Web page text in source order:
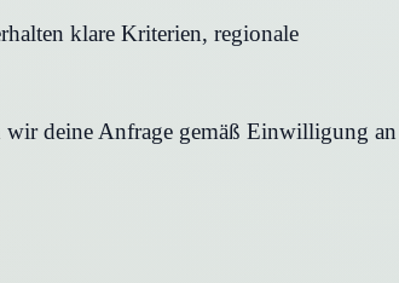
klare Kriterien, regionale
deine Anfrage gemäß Einwilligung an